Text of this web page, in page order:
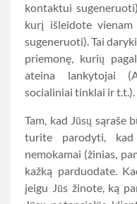
kontaktui
kurį išleidote vienam
sugeneruoti). Tai
priemonę, kurių
ateina lankytojai
socialiniai tinklai ir t.t.).
Tam, kad Jūsų
turite parodyti,
nemokamai (žinias,
kažką parduodate.
jeigu Jūs žinote, ką